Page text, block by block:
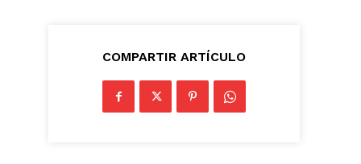
COMPARTIR ARTÍCULO